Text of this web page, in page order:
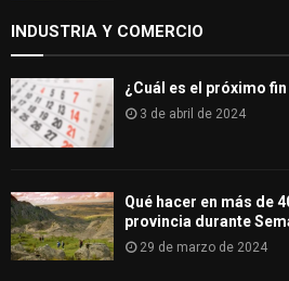
INDUSTRIA Y COMERCIO
¿Cuál es el próximo
3 de abril de 2024
Qué hacer en más de
provincia durante
29 de marzo de 2024